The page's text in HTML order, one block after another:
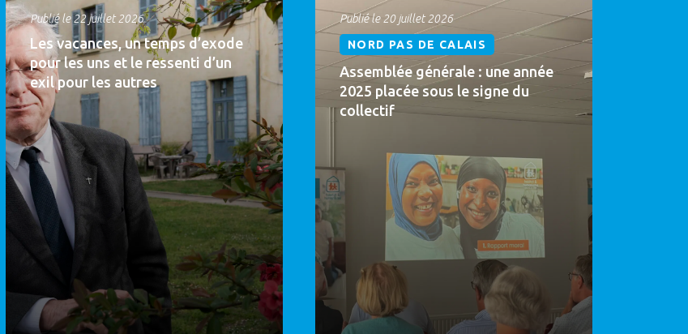
Publié le 22 juillet 2026
Les vacances, un temps d’exode
pour les uns et le ressenti d’un
exil pour les autres
Publié le 20 juillet 2026
NORD PAS DE CALAIS
Assemblée générale : une année
2025 placée sous le signe du
collectif